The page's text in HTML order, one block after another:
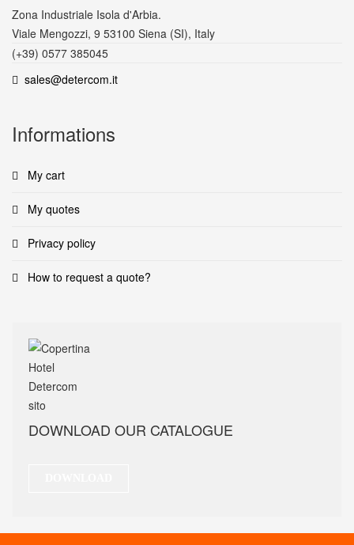
Zona Industriale Isola d'Arbia.
Viale Mengozzi, 9 53100 Siena (SI), Italy
(+39) 0577 385045
sales@detercom.it
Informations
My cart
My quotes
Privacy policy
How to request a quote?
DOWNLOAD OUR CATALOGUE